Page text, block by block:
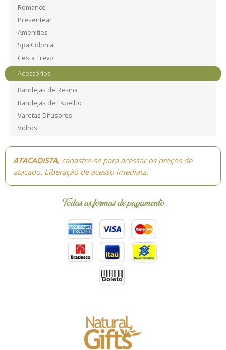
Romance
Presentear
Amenities
Spa Colonial
Cesta Trevo
Acessórios
Bandejas de Resina
Bandejas de Espelho
Varetas Difusores
Vidros
ATACADISTA, cadastre-se para acessar os preços de
atacado. Liberação de acesso imediata.